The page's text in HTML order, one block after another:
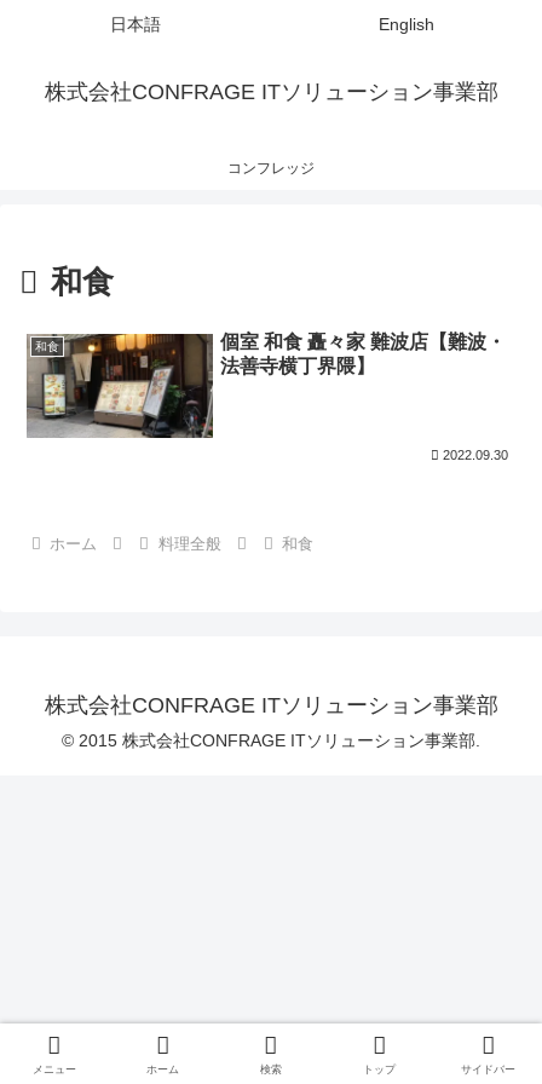
株式会社CONFRAGE ITソリューション事業部
コンフレッジ
日本語 English
和食
和食
個室 和食 矗々家 難波店【難波・
法善寺横丁界隈】
2022.09.30
ホーム 料理全般 和食
株式会社CONFRAGE ITソリューション事業部
© 2015 株式会社CONFRAGE ITソリューション事業部.
メニュー ホーム 検索 トップ サイドバー